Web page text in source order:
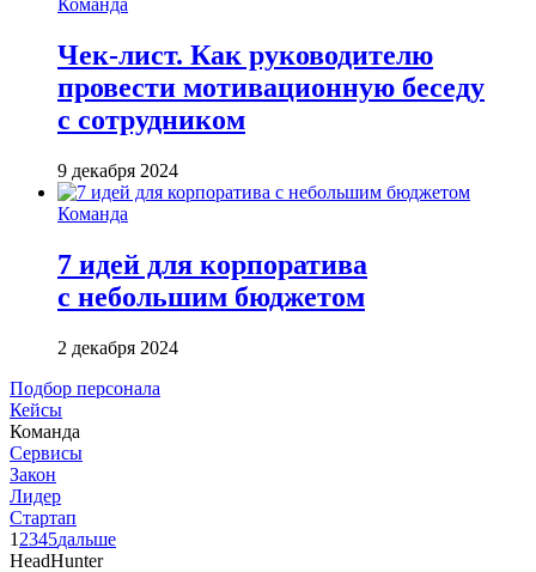
Команда
Чек-лист. Как руководителю
провести мотивационную беседу
с сотрудником
9 декабря 2024
Команда
7 идей для корпоратива
с небольшим бюджетом
2 декабря 2024
Подбор персонала
Кейсы
Команда
Сервисы
Закон
Лидер
Стартап
1 2345дальше
HeadHunter